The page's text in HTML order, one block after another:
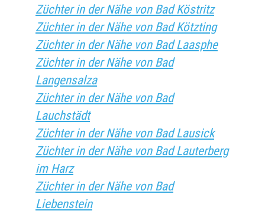
Züchter in der Nähe von Bad Köstritz
Züchter in der Nähe von Bad Kötzting
Züchter in der Nähe von Bad Laasphe
Züchter in der Nähe von Bad
Langensalza
Züchter in der Nähe von Bad
Lauchstädt
Züchter in der Nähe von Bad Lausick
Züchter in der Nähe von Bad Lauterberg
im Harz
Züchter in der Nähe von Bad
Liebenstein